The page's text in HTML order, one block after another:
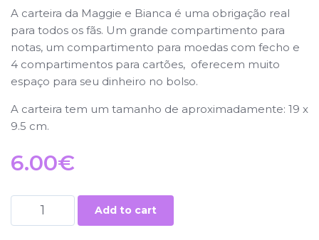
A carteira da Maggie e Bianca é uma obrigação real
para todos os fãs. Um grande compartimento para
notas, um compartimento para moedas com fecho e
4 compartimentos para cartões, oferecem muito
espaço para seu dinheiro no bolso.
A carteira tem um tamanho de aproximadamente: 19 x
9.5 cm.
6.00€
Add to cart